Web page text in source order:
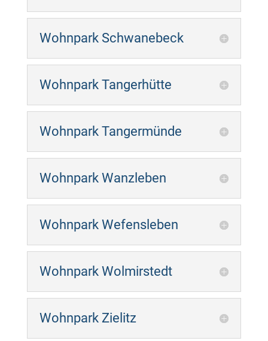
Wohnpark Schwanebeck
Wohnpark Tangerhütte
Wohnpark Tangermünde
Wohnpark Wanzleben
Wohnpark Wefensleben
Wohnpark Wolmirstedt
Wohnpark Zielitz